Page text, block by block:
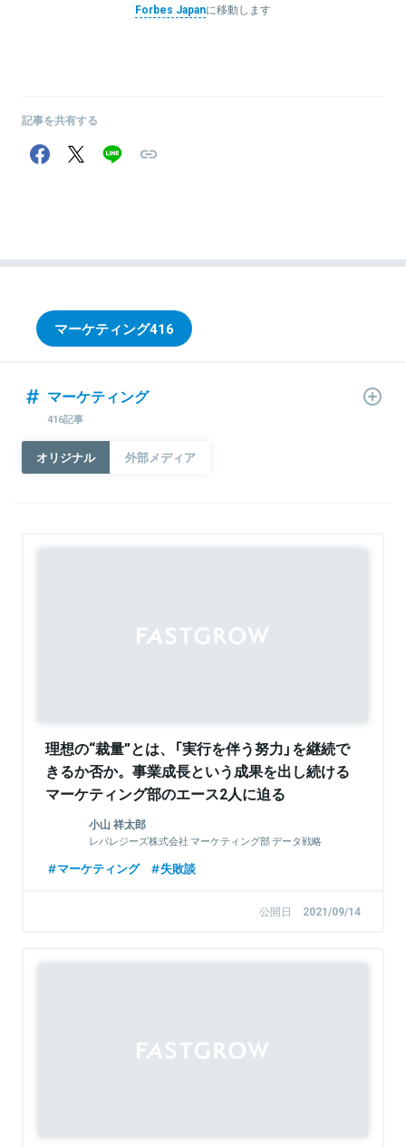
Forbes Japanに移動します
記事を共有する
マーケティング416
マーケティング
416記事
オリジナル 外部メディア
理想の“裁量”とは、「実行を伴う努力」を継続で
きるか否か。事業成長という成果を出し続ける
マーケティング部のエース2人に迫る
小山 祥太郎
レバレジーズ株式会社 マーケティング部 データ戦略
マーケティング 失敗談
公開日 2021/09/14